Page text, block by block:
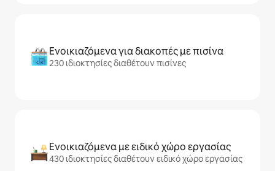
Ενοικιαζόμενα για διακοπές με πισίνα
230 ιδιοκτησίες διαθέτουν πισίνες
Ενοικιαζόμενα με ειδικό χώρο εργασίας
430 ιδιοκτησίες διαθέτουν ειδικό χώρο εργασίας